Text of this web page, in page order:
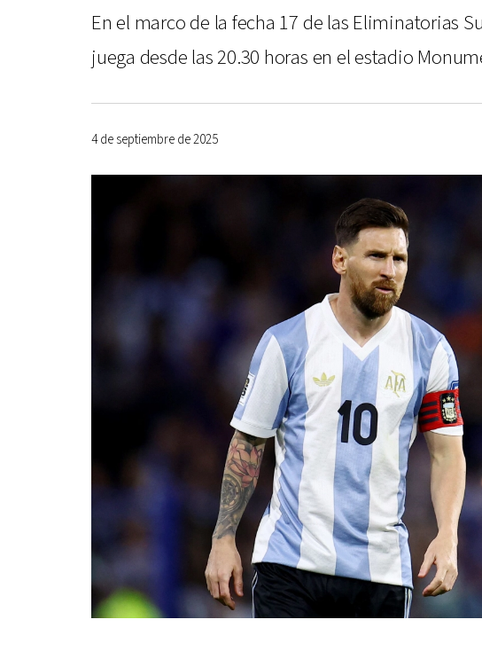
En el marco de la fecha 17 de las Eliminatorias
juega desde las 20.30 horas en el estadio
4 de septiembre de 2025